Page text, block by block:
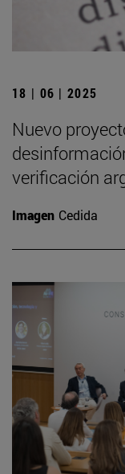
18 | 06 | 2025
Nuevo
verificación
Imagen Cedida